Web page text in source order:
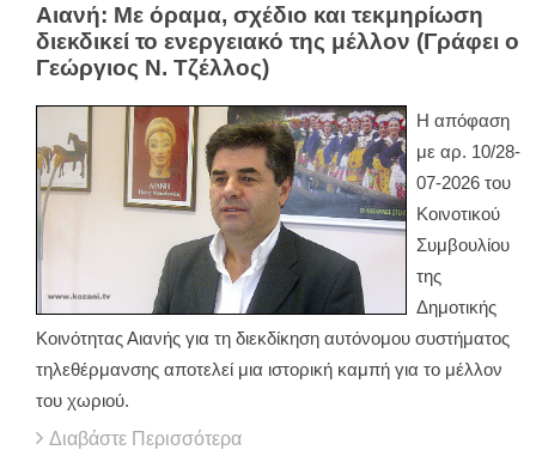
Αιανή: Με όραμα, σχέδιο και τεκμηρίωση
διεκδικεί το ενεργειακό της μέλλον (Γράφει ο
Γεώργιος Ν. Τζέλλος)
Η απόφαση
με αρ. 10/28-
07-2026 του
Κοινοτικού
Συμβουλίου
της
Δημοτικής
Κοινότητας Αιανής για τη διεκδίκηση αυτόνομου συστήματος
τηλεθέρμανσης αποτελεί μια ιστορική καμπή για το μέλλον
του χωριού.
Διαβάστε Περισσότερα